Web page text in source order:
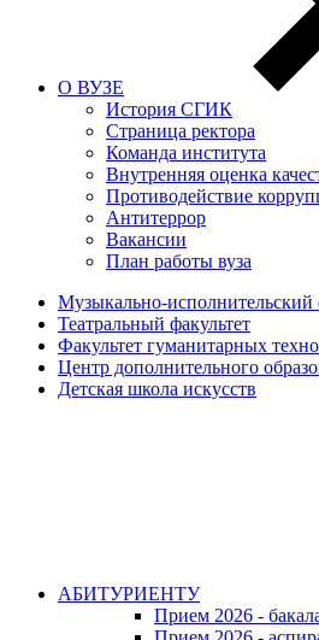
О ВУЗЕ
История СГИК
Страница ректора
Команда института
Внутренняя оценка
Противодействие
Антитеррор
Вакансии
План работы вуза
Музыкально-исполнительский
Театральный факультет
Факультет гуманитарных
Центр дополнительного
Детская школа искусств
АБИТУРИЕНТУ
Прием 2026 -